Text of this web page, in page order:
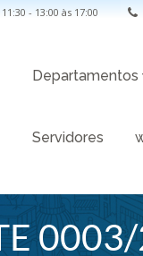
- 13:00 às 17:00
Departamentos
Servidores